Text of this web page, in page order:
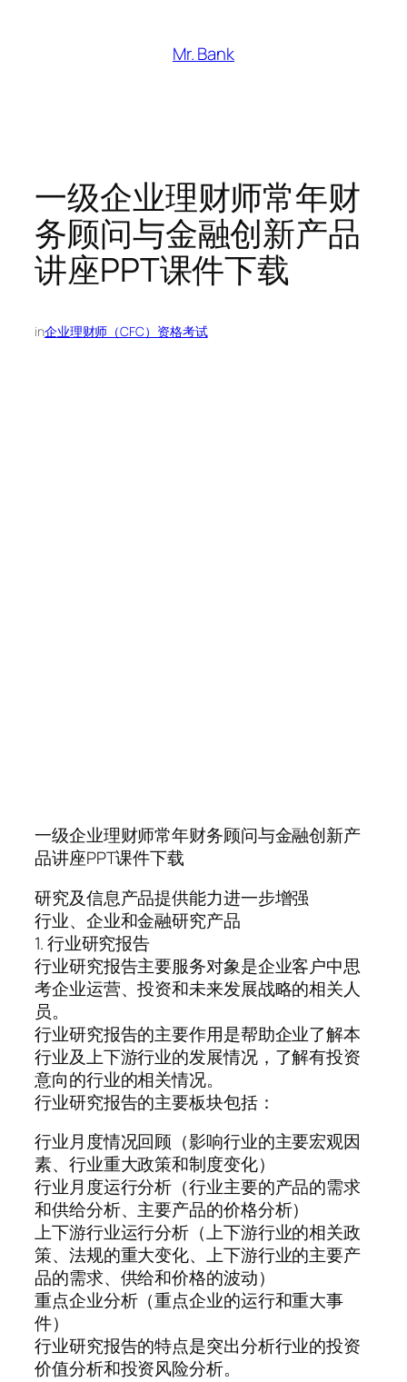
Mr. Bank
一级企业理财师常年财
务顾问与金融创新产品
讲座PPT课件下载
in企业理财师（CFC）资格考试
一级企业理财师常年财务顾问与金融创新产
品讲座PPT课件下载
研究及信息产品提供能力进一步增强
行业、企业和金融研究产品
1. 行业研究报告
行业研究报告主要服务对象是企业客户中思
考企业运营、投资和未来发展战略的相关人
员。
行业研究报告的主要作用是帮助企业了解本
行业及上下游行业的发展情况，了解有投资
意向的行业的相关情况。
行业研究报告的主要板块包括：
行业月度情况回顾（影响行业的主要宏观因
素、行业重大政策和制度变化）
行业月度运行分析（行业主要的产品的需求
和供给分析、主要产品的价格分析）
上下游行业运行分析（上下游行业的相关政
策、法规的重大变化、上下游行业的主要产
品的需求、供给和价格的波动）
重点企业分析（重点企业的运行和重大事
件）
行业研究报告的特点是突出分析行业的投资
价值分析和投资风险分析。